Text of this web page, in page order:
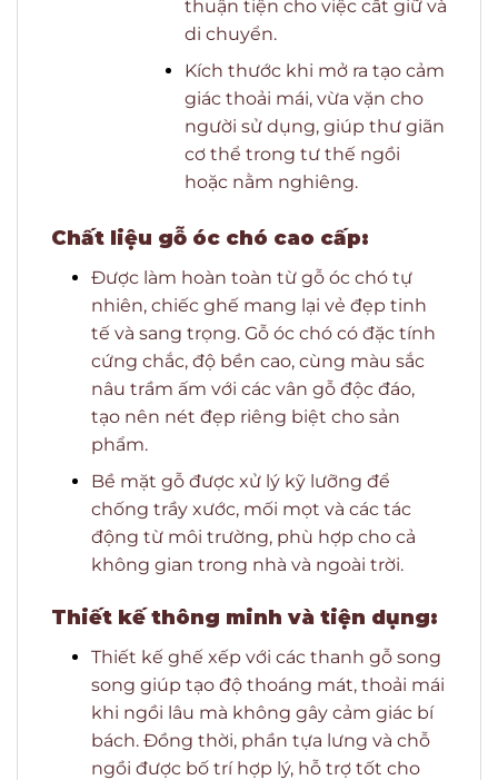
thuận tiện cho việc cất giữ và
di chuyển.
Kích thước khi mở ra tạo cảm
giác thoải mái, vừa vặn cho
người sử dụng, giúp thư giãn
cơ thể trong tư thế ngồi
hoặc nằm nghiêng.
Chất liệu gỗ óc chó cao cấp:
Được làm hoàn toàn từ gỗ óc chó tự
nhiên, chiếc ghế mang lại vẻ đẹp tinh
tế và sang trọng. Gỗ óc chó có đặc tính
cứng chắc, độ bền cao, cùng màu sắc
nâu trầm ấm với các vân gỗ độc đáo,
tạo nên nét đẹp riêng biệt cho sản
phẩm.
Bề mặt gỗ được xử lý kỹ lưỡng để
chống trầy xước, mối mọt và các tác
động từ môi trường, phù hợp cho cả
không gian trong nhà và ngoài trời.
Thiết kế thông minh và tiện dụng:
Thiết kế ghế xếp với các thanh gỗ song
song giúp tạo độ thoáng mát, thoải mái
khi ngồi lâu mà không gây cảm giác bí
bách. Đồng thời, phần tựa lưng và chỗ
ngồi được bố trí hợp lý, hỗ trợ tốt cho